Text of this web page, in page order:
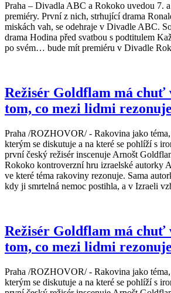
Praha – Divadla ABC a Rokoko uvedou 7.
premiéry. První z nich, strhující drama
miskách vah, se odehraje v Divadle ABC.
drama Hodina před svatbou s podtitulem
po svém… bude mít premiéru v Divadle
Režisér Goldflam má chuť
tom, co mezi lidmi rezonuje
Praha /ROZHOVOR/ - Rakovina jako
kterým se diskutuje a na které se pohlíží s
první český režisér inscenuje Arnošt
Rokoko kontroverzní hru izraelské autorky
ve které téma rakoviny rezonuje. Sama
kdy ji smrtelná nemoc postihla, a v Izraeli
Režisér Goldflam má chuť
tom, co mezi lidmi rezonuje
Praha /ROZHOVOR/ - Rakovina jako
kterým se diskutuje a na které se pohlíží s